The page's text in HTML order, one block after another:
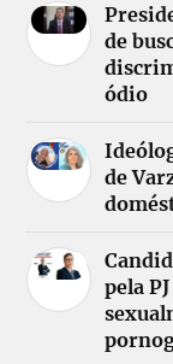
de
ódio
de
pela